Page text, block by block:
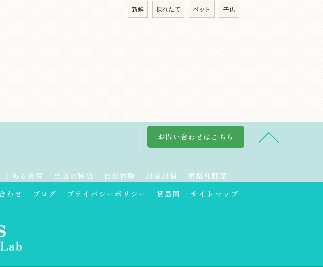
新鮮 採れたて ペット 子供
お問い合わせはこちら
くある質問 当店の特徴 自然体験 地産地消
規格外野菜
わせ ブログ プライバシーポリシー 貸農園 サイトマップ